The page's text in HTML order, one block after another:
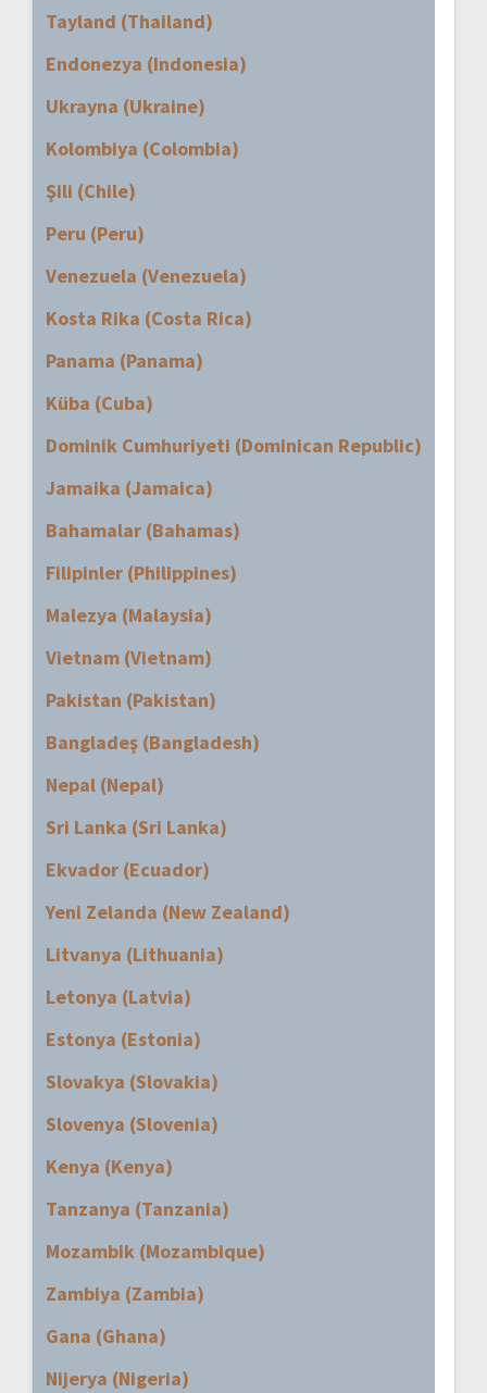
Tayland (Thailand)
Endonezya (Indonesia)
Ukrayna (Ukraine)
Kolombiya (Colombia)
Şili (Chile)
Peru (Peru)
Venezuela (Venezuela)
Kosta Rika (Costa Rica)
Panama (Panama)
Küba (Cuba)
Dominik Cumhuriyeti (Dominican Republic)
Jamaika (Jamaica)
Bahamalar (Bahamas)
Filipinler (Philippines)
Malezya (Malaysia)
Vietnam (Vietnam)
Pakistan (Pakistan)
Bangladeş (Bangladesh)
Nepal (Nepal)
Sri Lanka (Sri Lanka)
Ekvador (Ecuador)
Yeni Zelanda (New Zealand)
Litvanya (Lithuania)
Letonya (Latvia)
Estonya (Estonia)
Slovakya (Slovakia)
Slovenya (Slovenia)
Kenya (Kenya)
Tanzanya (Tanzania)
Mozambik (Mozambique)
Zambiya (Zambia)
Gana (Ghana)
Nijerya (Nigeria)